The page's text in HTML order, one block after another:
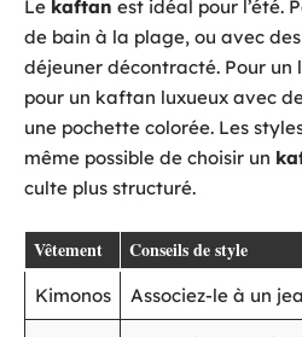
Le kaftan est idéal pour l’été.
de bain à la plage, ou avec
déjeuner décontracté. Pour un
pour un kaftan luxueux avec
une pochette colorée. Les
même possible de choisir un
culte plus structuré.
Vêtement Conseils de style
Kimonos Associez-le à un